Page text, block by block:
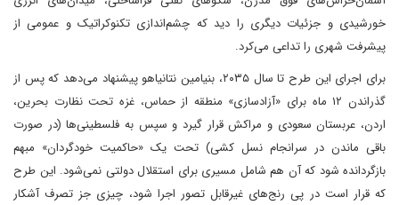
خورشیدی و جزئیات دیگری را دید که چشم‌اندازی تکنوکراتیک و عمومی از
پیشرفت شهری را تداعی می‌کرد.
برای اجرای این طرح تا سال ۲۰۳۵، بنیامین نتانیاهو پیشنهاد می‌دهد که پس از
گذراندن ۱۲ ماه برای «آزادسازی» منطقه از حماس، غزه تحت نظارت بحرین،
اردن، عربستان سعودی و مراکش قرار گیرد و سپس به فلسطینی‌ها (در صورت
باقی ماندن در سرانجام نسل کشی) تحت یک «حاکمیت خودگردان» مبهم
بازگردانده شود که آن هم شامل مسیری برای استقلال دولتی نمی‌شود. این طرح
که قرار است در پی رنج‌های غیرقابل تصور اجرا شود، چیزی جز تصرف آشکار